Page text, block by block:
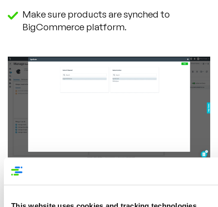
This website uses cookies and tracking technologies
Make sure products are synched to
BigCommerce platform.